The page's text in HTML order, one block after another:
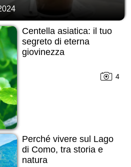
Centella asiatica: il tuo
segreto di eterna
giovinezza
4
Perché vivere sul Lago
di Como, tra storia e
natura